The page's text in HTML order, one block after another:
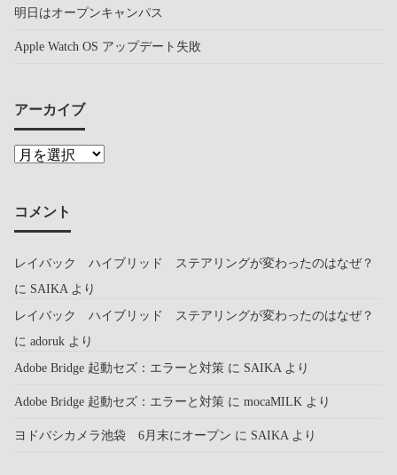
明日はオープンキャンパス
Apple Watch OS アップデート失敗
アーカイブ
コメント
レイバック ハイブリッド ステアリングが変わったのはなぜ？
に SAIKAより
レイバック ハイブリッド ステアリングが変わったのはなぜ？
に adoruk より
Adobe Bridge 起動セズ：エラーと対策 に SAIKAより
Adobe Bridge 起動セズ：エラーと対策 に mocaMILK より
ヨドバシカメラ池袋 6月末にオープン に SAIKAより